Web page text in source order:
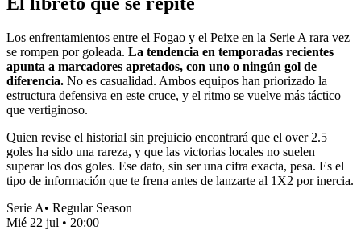
Los enfrentamientos entre el Fogao y el Peixe en la Serie A rara vez
se rompen por goleada. La tendencia en temporadas recientes
apunta a marcadores apretados, con uno o ningún gol de
diferencia. No es casualidad. Ambos equipos han priorizado la
estructura defensiva en este cruce, y el ritmo se vuelve más táctico
que vertiginoso.
Quien revise el historial sin prejuicio encontrará que el over 2.5
goles ha sido una rareza, y que las victorias locales no suelen
superar los dos goles. Ese dato, sin ser una cifra exacta, pesa. Es el
tipo de información que te frena antes de lanzarte al 1X2 por inercia.
Serie A• Regular Season
Mié 22 jul • 20:00